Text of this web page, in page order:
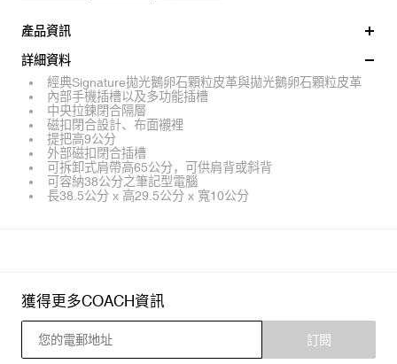
產品資訊
詳細資料
經典Signature拋光鵝卵石顆粒皮革與拋光鵝卵石顆粒皮革
內部手機插槽以及多功能插槽
中央拉鍊閉合隔層
磁扣閉合設計、布面襯裡
提把高9公分
外部磁扣閉合插槽
可拆卸式肩帶高65公分，可供肩背或斜背
可容納38公分之筆記型電腦
長38.5公分 x 高29.5公分 x 寬10公分
獲得更多COACH資訊
訂閱